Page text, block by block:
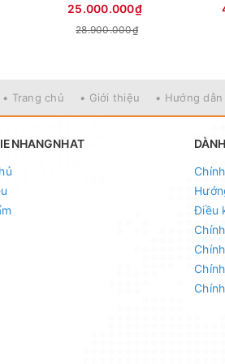
25.000.000₫
28.900.000₫
• Trang chủ • Giới thiệu • Hướng
Điều